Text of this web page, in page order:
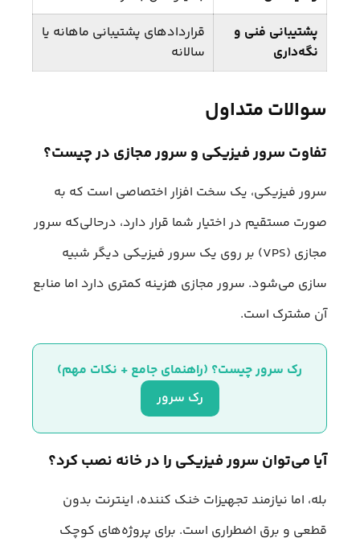
پشتیبانی فنی و
نگه‌داری
قراردادهای پشتیبانی ماهانه یا
سالانه
سوالات متداول
تفاوت سرور فیزیکی و سرور مجازی در چیست؟
سرور فیزیکی، یک سخت‌ افزار اختصاصی است که به‌
صورت مستقیم در اختیار شما قرار دارد، درحالی‌که سرور
مجازی (VPS) بر روی یک سرور فیزیکی دیگر شبیه‌
سازی می‌شود. سرور مجازی هزینه کمتری دارد اما منابع
آن مشترک است.
رک سرور چیست؟ (راهنمای جامع + نکات مهم)
رک سرور
آیا می‌توان سرور فیزیکی را در خانه نصب کرد؟
بله، اما نیازمند تجهیزات خنک‌ کننده، اینترنت بدون
قطعی و برق اضطراری است. برای پروژه‌های کوچک